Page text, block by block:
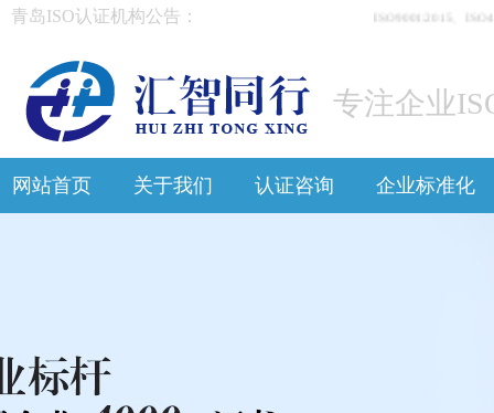
青岛ISO认证机构公告： ISO9001:2015、
专注企业
网站首页 关于我们 认证咨询 企业标准化